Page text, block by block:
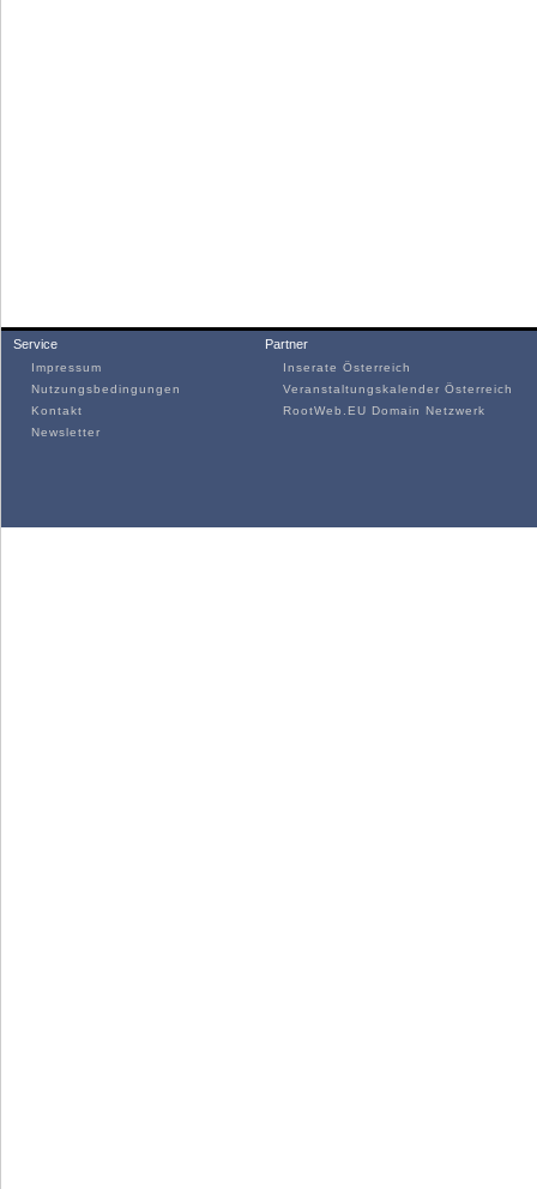
Service
Impressum
Nutzungsbedingungen
Kontakt
Newsletter
Partner
Inserate Österreich
Veranstaltungskalender Österreich
RootWeb.EU Domain Netzwerk